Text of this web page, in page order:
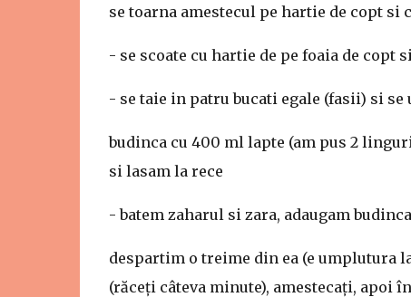
se toarna amestecul pe hartie de copt si
- se scoate cu hartie de pe foaia de copt
- se taie in patru bucati egale (fasii) si se
budinca cu 400 ml lapte (am pus 2
si lasam la rece
- batem zaharul si zara, adaugam
despartim o treime din ea (e umplutura
(răceți câteva minute), amestecați,